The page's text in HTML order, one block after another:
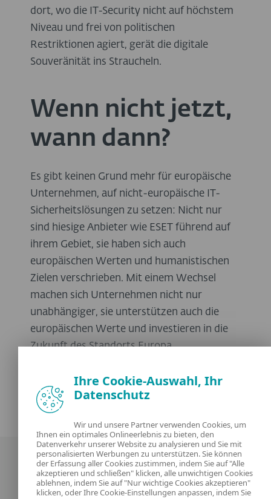
dort, wo die IT-Security nicht auf höchstem
Niveau und frei von politischen
Restriktionen agiert, gerät die digitale
Souveränität ins Straucheln.
Wenn nicht jetzt,
wann dann?
Es gibt keinen Grund mehr für europäische
Unternehmen, auf nicht-europäische IT-
Sicherheitslösungen zu setzen: Nicht nur
sind hiesige Anbieter wie ESET führend auf
ihrem Gebiet, sie haben sich auch
europäischen Werten und humanistischen
Zielen verschrieben. Mit einem Wechsel
machen sich Unternehmen nicht nur
unabhängiger, sie unterstützen auch die
europäischen Werte und investieren in die
Zukunft des Standorts Europa.
Ihre Cookie-Auswahl, Ihr
Datenschutz
Wir und unsere Partner verwenden Cookies, um
Ihnen ein optimales Onlineerlebnis zu bieten, den
Datenverkehr unserer Website zu analysieren und Sie mit
personalisierten Werbungen zu unterstützen. Sie können
der Erfassung aller Cookies zustimmen, indem Sie auf "Alle
akzeptieren und schließen" klicken, alle unwichtigen Cookies
ablehnen, indem Sie auf "Nur wichtige Cookies akzeptieren"
klicken, oder Ihre Cookie-Einstellungen anpassen, indem Sie